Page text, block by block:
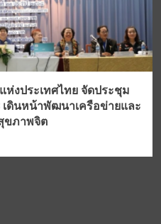
งประเทศไทย จัดประชุม
เดินหน้าพัฒนาเครือข่ายและ
ขภาพจิต